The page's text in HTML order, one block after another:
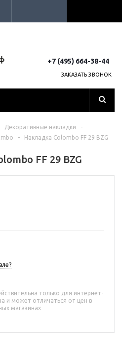
+7 (495) 664-38-44
ЗАКАЗАТЬ ЗВОНОК
Декоративные накладки
-
- Накладка Colombo FF 29 BZG
FF 29 BZG
только для интернет-
и может отличаться от цен в
магазинах